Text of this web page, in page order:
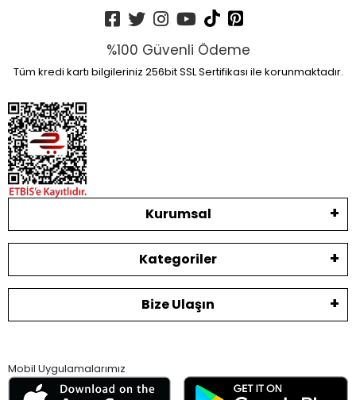
%100 Güvenli Ödeme
Tüm kredi kartı bilgileriniz 256bit SSL Sertifikası ile korunmaktadır.
Kurumsal
Kategoriler
Bize Ulaşın
Mobil Uygulamalarımız